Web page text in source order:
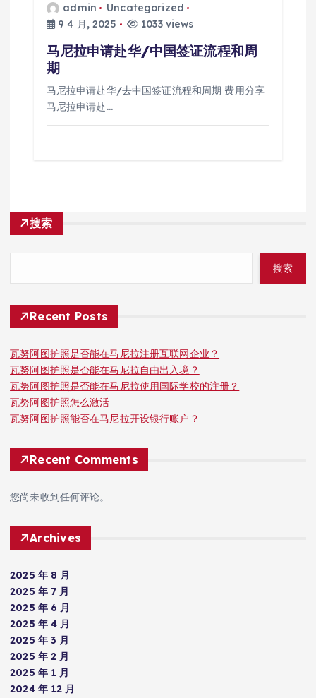
admin
Uncategorized
9 4 月, 2025
1033 views
马尼拉申请赴华/中国签证流程和周
期
马尼拉申请赴华/去中国签证流程和周期 费用分享
马尼拉申请赴…
搜索
搜索
Recent Posts
瓦努阿图护照是否能在马尼拉注册互联网企业？
瓦努阿图护照是否能在马尼拉自由出入境？
瓦努阿图护照是否能在马尼拉使用国际学校的注册？
瓦努阿图护照怎么激活
瓦努阿图护照能否在马尼拉开设银行账户？
Recent Comments
您尚未收到任何评论。
Archives
2025 年 8 月
2025 年 7 月
2025 年 6 月
2025 年 4 月
2025 年 3 月
2025 年 2 月
2025 年 1 月
2024 年 12 月